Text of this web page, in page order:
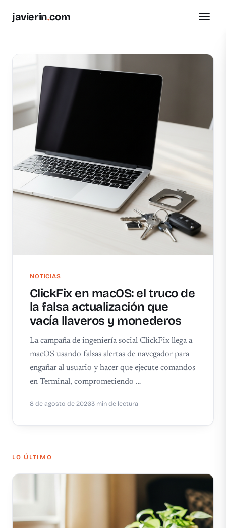
javierin.com
NOTICIAS
ClickFix en macOS: el truco de
la falsa actualización que
vacía llaveros y monederos
La campaña de ingeniería social ClickFix llega a
macOS usando falsas alertas de navegador para
engañar al usuario y hacer que ejecute comandos
en Terminal, comprometiendo …
8 de agosto de 20263 min de lectura
LO ÚLTIMO